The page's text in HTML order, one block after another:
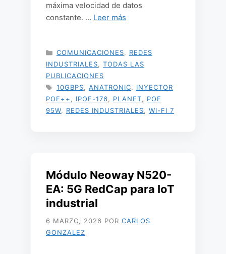
máxima velocidad de datos
constante. … Leer más
CATEGORÍAS
COMUNICACIONES
REDES
INDUSTRIALES
TODAS LAS
PUBLICACIONES
ETIQUETAS
10GBPS ANATRONIC
INYECTOR
POE++
IPOE-176 PLANET
POE
95W
REDES INDUSTRIALES WI-FI 7
Módulo Neoway N520-
EA: 5G RedCap para IoT
industrial
6 MARZO, 2026 POR CARLOS
GONZALEZ